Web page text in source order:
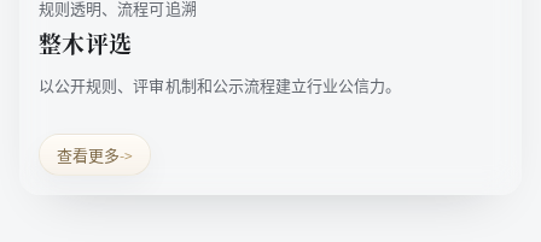
规则透明、流程可追溯
整木评选
以公开规则、评审机制和公示流程建立行业公信力。
查看更多->